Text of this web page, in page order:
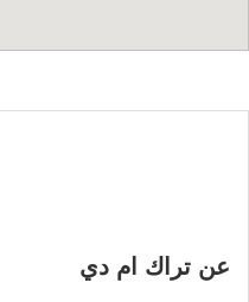
عن تراك ام دي